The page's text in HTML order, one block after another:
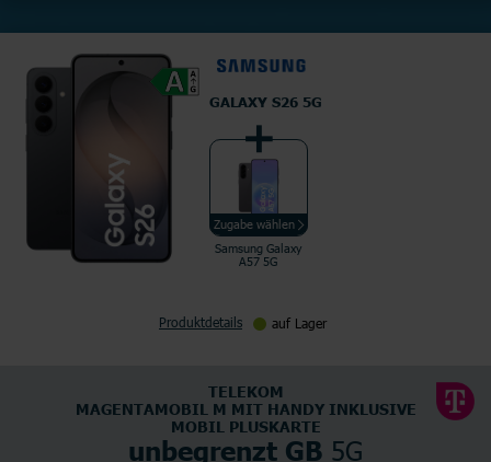
GALAXY S26 5G
Zugabe wählen
Samsung Galaxy
A57 5G
Produktdetails auf Lager
TELEKOM
MAGENTAMOBIL M MIT HANDY INKLUSIVE
MOBIL PLUSKARTE
unbegrenzt GB 5G